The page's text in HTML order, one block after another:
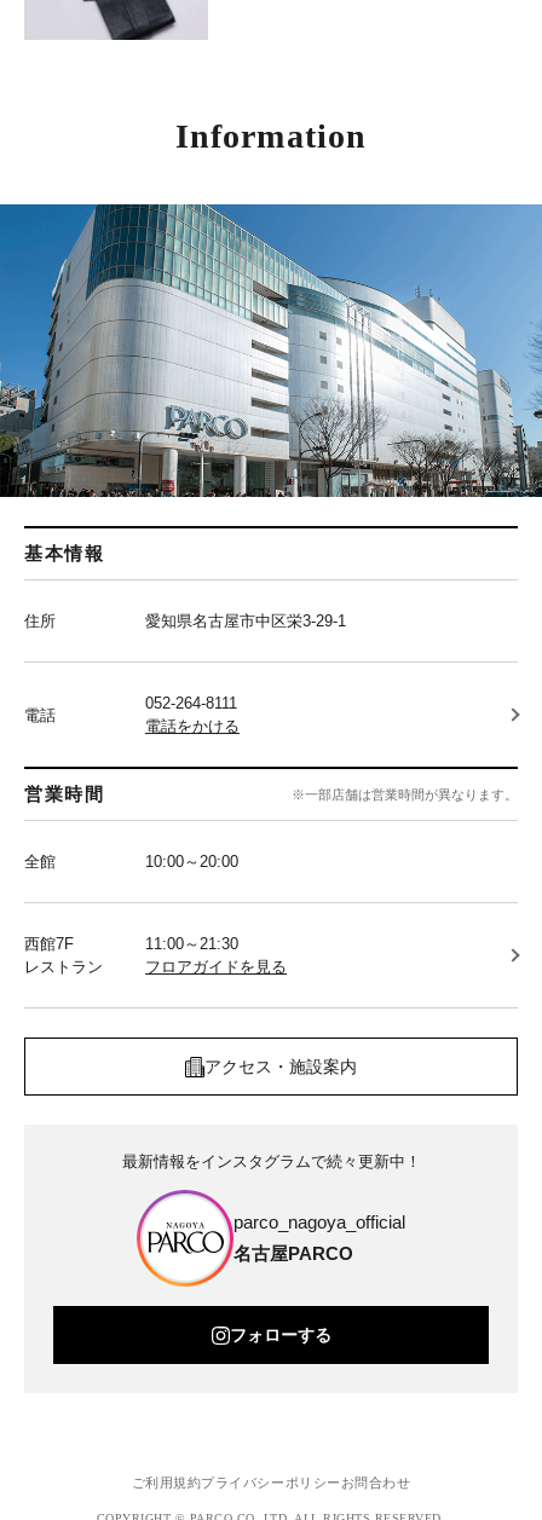
Information
基本情報
住所 愛知県名古屋市中区栄3-29-1
電話
052-264-8111
電話をかける
営業時間 ※一部店舗は営業時間が異なります。
全館 10:00～20:00
西館7F
レストラン
11:00～21:30
フロアガイドを見る
アクセス・施設案内
最新情報をインスタグラムで続々更新中！
parco_nagoya_official
名古屋PARCO
フォローする
ご利用規約プライバシーポリシー お問合わせ